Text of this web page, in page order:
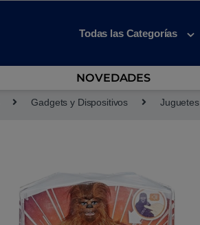
Todas las Categorías
NOVEDADES
Gadgets y Dispositivos Juguetes